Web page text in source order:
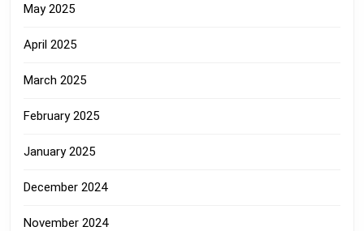
May 2025
April 2025
March 2025
February 2025
January 2025
December 2024
November 2024